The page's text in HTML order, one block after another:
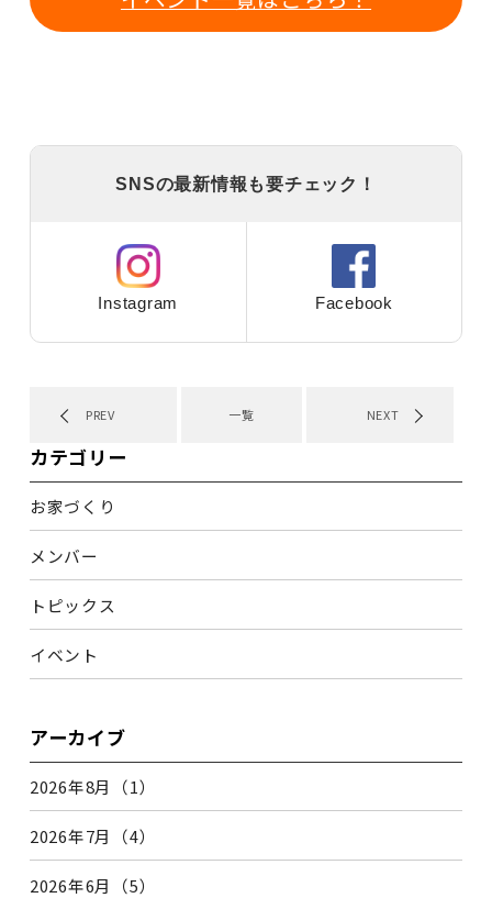
SNSの最新情報も要チェック！
Instagram Facebook
PREV 一覧 NEXT
カテゴリー
お家づくり
メンバー
トピックス
イベント
アーカイブ
2026年8月（1）
2026年7月（4）
2026年6月（5）